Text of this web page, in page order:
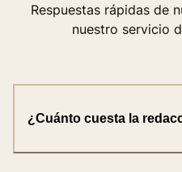
Respuestas rápidas de
nuestro servicio
¿Cuánto cuesta la